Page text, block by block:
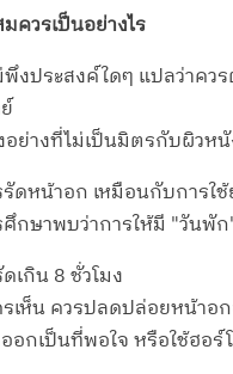
ควรเป็นอย่างไร
งประสงค์ใดๆ แปลว่าค
อย่างที่ไม่เป็นมิตรกับผิว
หน้าอก เหมือนกับการใ
ศึกษาพบว่าการให้มี "วัน
เกิน 8 ชั่วโมง
เห็น ควรปลดปล่อยหน้าอ
อกเป็นที่พอใจ หรือใช้ฮอ